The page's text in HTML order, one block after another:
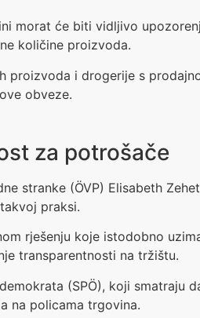
morat će biti vidljivo
količine proizvoda.
proizvoda i drogerije s
obveze.
za potrošače
stranke (ÖVP) Elisabeth
praksi.
rješenju koje istodobno
transparentnosti na tržištu.
(SPÖ), koji
na policama trgovina.